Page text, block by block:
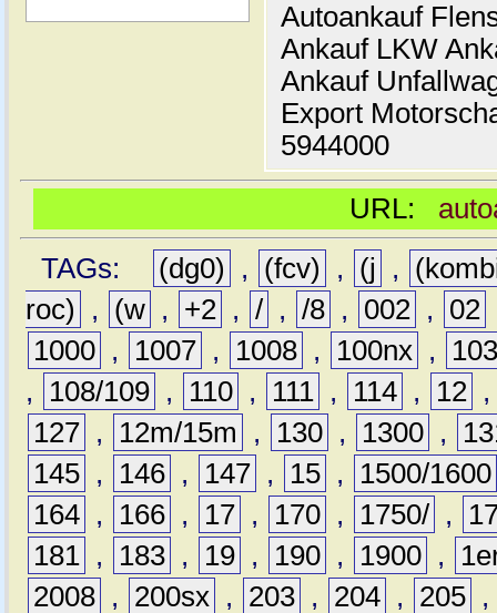
Autoankauf
Ankauf LKW
Ankauf
Export
5944000
URL:
TAGs:
(dg0) , (fcv) , (j ,
roc)
, (w , +2 , / , /8 , 002 , 02
1000 , 1007 , 1008 , 100nx ,
,
108/109 , 110 , 111 , 114 , 12
127 , 12m/15m , 130 , 1300 ,
145 , 146 , 147 , 15 ,
1500/1600
164 , 166 , 17 , 170 , 1750/ ,
181 , 183 , 19 , 190 , 1900 ,
2008 , 200sx , 203 , 204 , 205 ,